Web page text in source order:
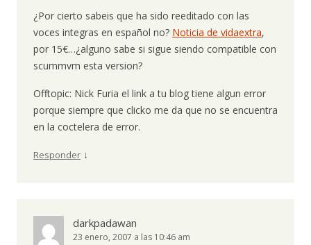
¿Por cierto sabeis que ha sido reeditado con las
voces integras en español no? Noticia de vidaextra,
por 15€…¿alguno sabe si sigue siendo compatible con
scummvm esta version?
Offtopic: Nick Furia el link a tu blog tiene algun error
porque siempre que clicko me da que no se encuentra
en la coctelera de error.
Responder ↓
darkpadawan
23 enero, 2007 a las 10:46 am